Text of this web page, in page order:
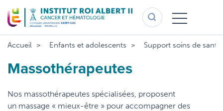
au
contenu
principal
Accueil Enfants et adolescents Support soins de santé
Massothérapeutes
Nos massothérapeutes spécialisées, proposent
un massage « mieux-être » pour accompagner des